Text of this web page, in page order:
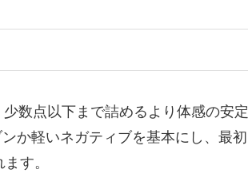
数点以下まで詰めるより体感の安定
か軽いネガティブを基本にし、最初
す。